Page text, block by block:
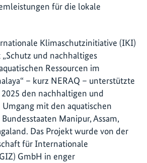
für die lokale
Klimaschutzinitiative (IKI)
und nachhaltiges
Ressourcen im
– kurz NERAQ – unterstützte
den nachhaltigen und
mit den aquatischen
Manipur, Assam,
Das Projekt wurde von der
für Internationale
GmbH in enger